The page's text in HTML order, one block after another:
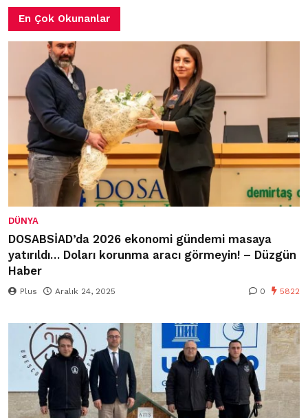
En Çok Okunanlar
DÜNYA
DOSABSİAD’da 2026 ekonomi gündemi masaya
yatırıldı… Doları korunma aracı görmeyin! – Düzgün
Haber
Plus Aralık 24, 2025 0 5822